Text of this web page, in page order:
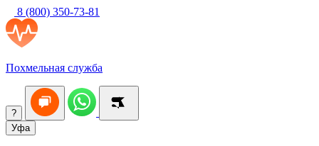
8 (800) 350-73-81
Похмельная служба
?
Уфа